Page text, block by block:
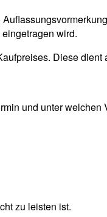
wird.
Diese dient
und unter
zu leisten ist.